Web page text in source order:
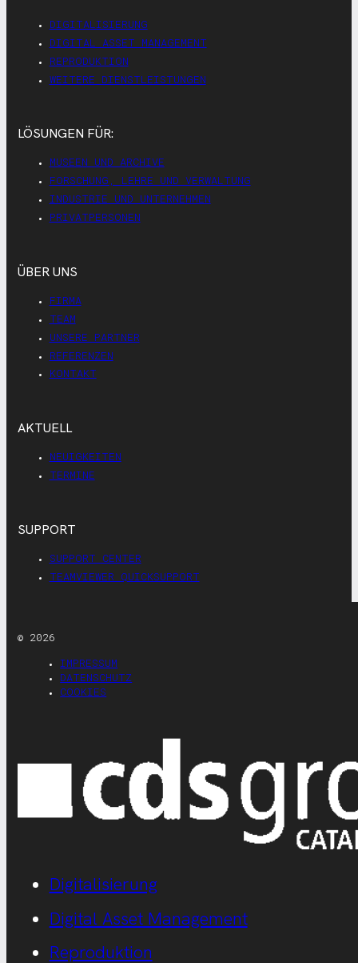
DIGITALISIERUNG
DIGITAL ASSET MANAGEMENT
REPRODUKTION
WEITERE DIENSTLEISTUNGEN
LÖSUNGEN FÜR:
MUSEEN UND ARCHIVE
FORSCHUNG, LEHRE UND VERWALTUNG
INDUSTRIE UND UNTERNEHMEN
PRIVATPERSONEN
ÜBER UNS
FIRMA
TEAM
UNSERE PARTNER
REFERENZEN
KONTAKT
AKTUELL
NEUIGKEITEN
TERMINE
SUPPORT
SUPPORT CENTER
TEAMVIEWER QUICKSUPPORT
© 2026
IMPRESSUM
DATENSCHUTZ
COOKIES
Digitalisierung
Digital Asset Management
Reproduktion